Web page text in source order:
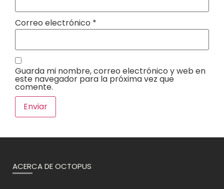
Correo electrónico *
Guarda mi nombre, correo electrónico y web en
este navegador para la próxima vez que
comente.
ACERCA DE OCTOPUS